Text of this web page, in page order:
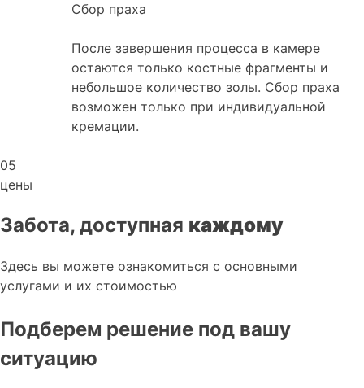
Сбор праха
После завершения процесса в камере
остаются только костные фрагменты и
небольшое количество золы. Сбор праха
возможен только при индивидуальной
кремации.
05
цены
Забота, доступная каждому
Здесь вы можете ознакомиться с основными
услугами и их стоимостью
Подберем решение под вашу
ситуацию